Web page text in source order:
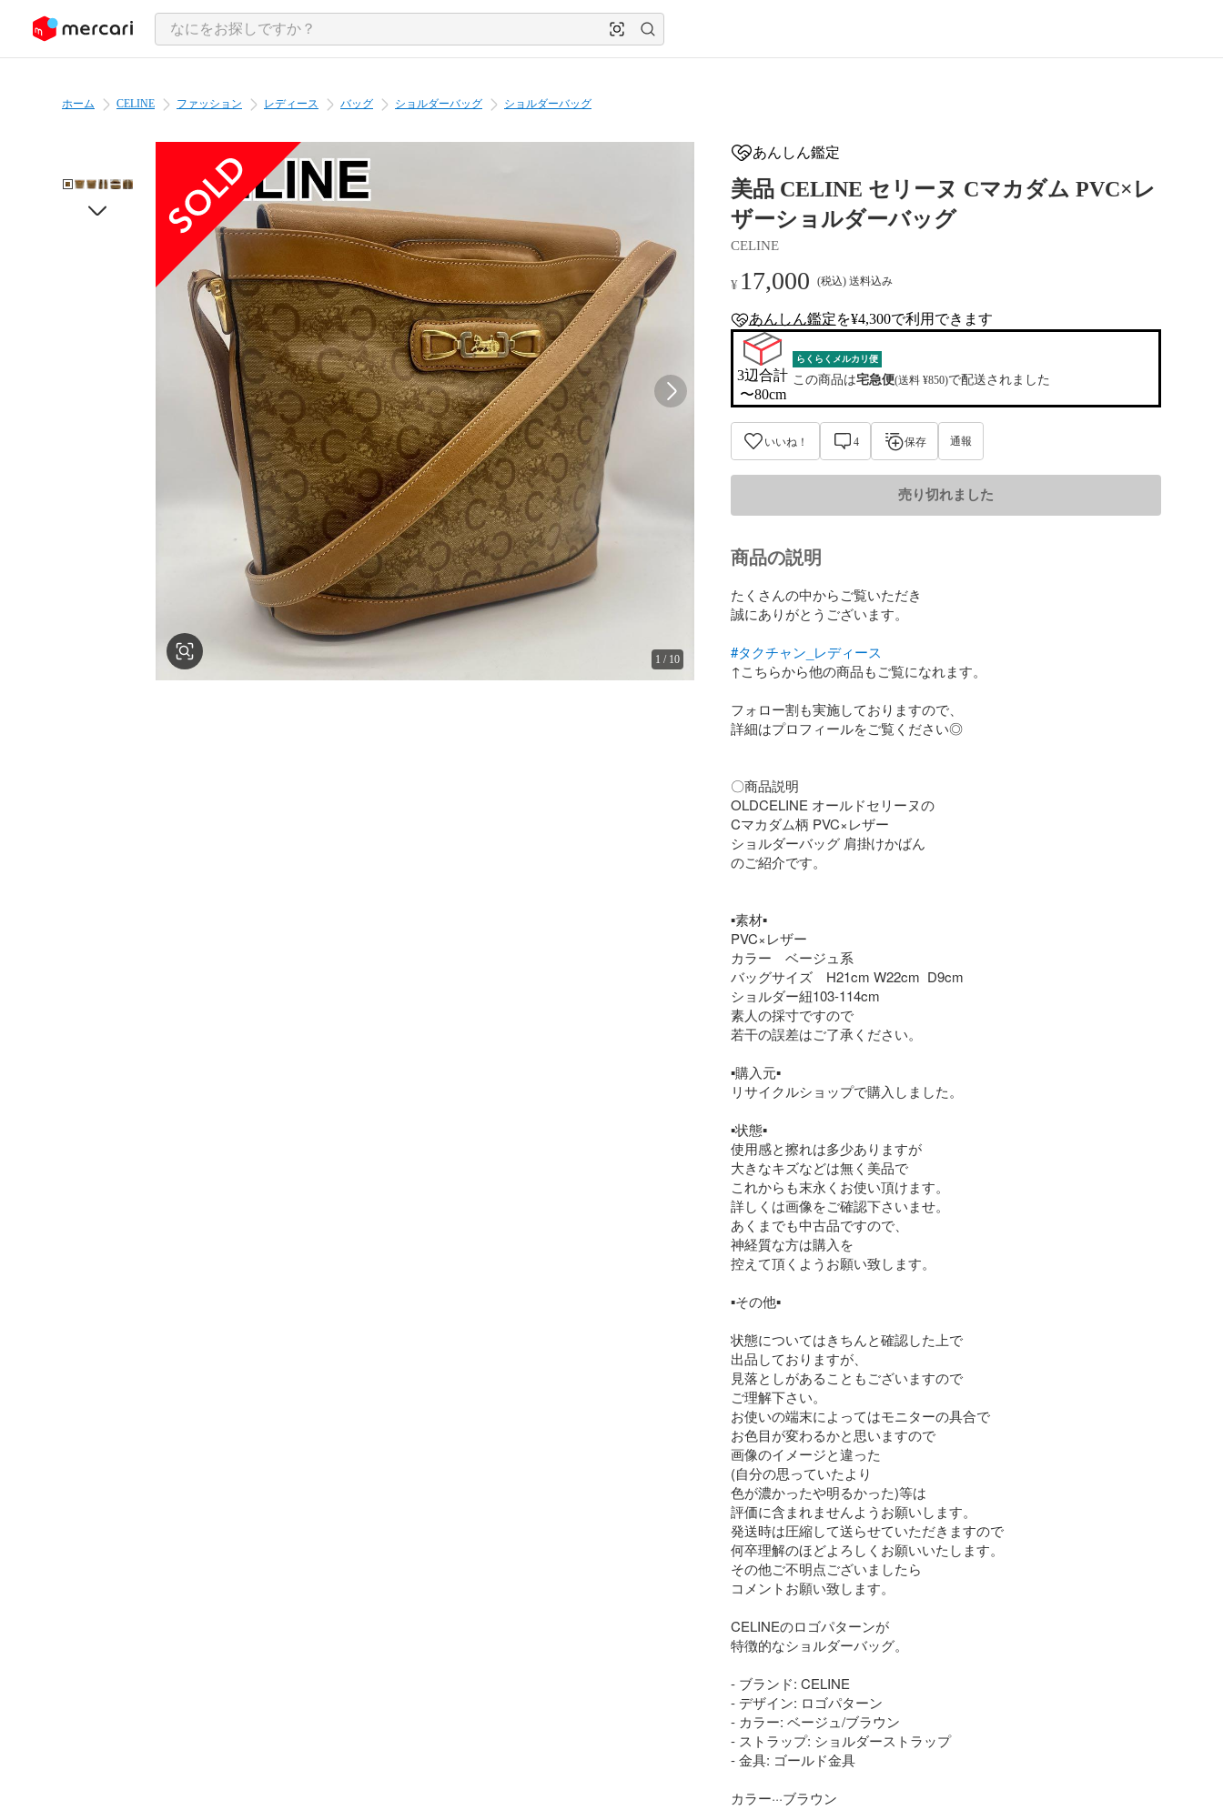
ツにスキップ
ホーム CELINE ファッション レディース バッグ ショルダーバッグ ショルダーバッグ
1 / 10
あんしん鑑定
美品 CELINE セリーヌ Cマカダム PVC×レ
ザーショルダーバッグ
CELINE
¥ 17,000 (税込) 送料込み
anshin-appraisal-tag
あんしん鑑定を¥4,300で利用できます
3辺合計
〜80cm
らくらくメルカリ便
この商品は宅急便(送料 ¥850)で配送されました
いいね！ 4 保存 通報
売り切れました
商品の説明
たくさんの中からご覧いただき
誠にありがとうございます。
#タクチャン_レディース
↑こちらから他の商品もご覧になれます。
フォロー割も実施しておりますので、
詳細はプロフィールをご覧ください◎
〇商品説明
OLDCELINE オールドセリーヌの
Cマカダム柄 PVC×レザー
ショルダーバッグ 肩掛けかばん
のご紹介です。
▪素材▪
PVC×レザー
カラー　ベージュ系
バッグサイズ　H21cm W22cm  D9cm
ショルダー紐103-114cm
素人の採寸ですので
若干の誤差はご了承ください。
▪購入元▪
リサイクルショップで購入しました。
▪状態▪
使用感と擦れは多少ありますが
大きなキズなどは無く美品で
これからも末永くお使い頂けます。
詳しくは画像をご確認下さいませ。
あくまでも中古品ですので、
神経質な方は購入を
控えて頂くようお願い致します。
▪その他▪
状態についてはきちんと確認した上で
出品しておりますが、
見落としがあることもございますので
ご理解下さい。
お使いの端末によってはモニターの具合で
お色目が変わるかと思いますので
画像のイメージと違った
(自分の思っていたより
色が濃かったや明るかった)等は
評価に含まれませんようお願いします。
発送時は圧縮して送らせていただきますので
何卒理解のほどよろしくお願いいたします。
その他ご不明点ございましたら
コメントお願い致します。
CELINEのロゴパターンが
特徴的なショルダーバッグ。
- ブランド: CELINE
- デザイン: ロゴパターン
- カラー: ベージュ/ブラウン
- ストラップ: ショルダーストラップ
- 金具: ゴールド金具
カラー···ブラウン